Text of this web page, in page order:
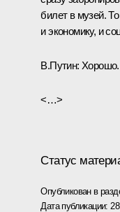
билет в музей.
и экономику, и
В.Путин: Хорошо.
<…>
Статус
Опубликован в
Дата публикации: